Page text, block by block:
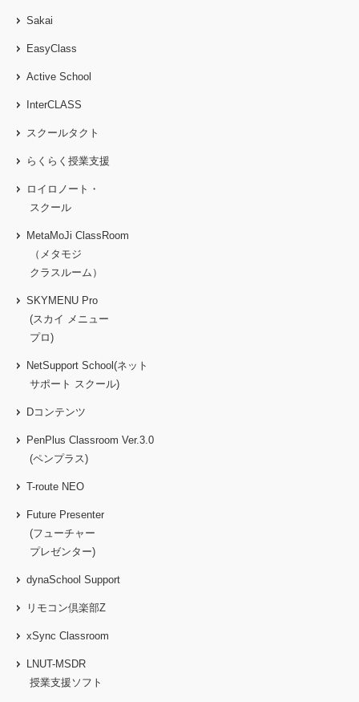
Sakai
EasyClass
Active School
InterCLASS
スクールタクト
らくらく授業支援
ロイロノート・
スクール
MetaMoJi ClassRoom
（メタモジ
クラスルーム）
SKYMENU Pro
(スカイ メニュー
プロ)
NetSupport School(ネット
サポート スクール)
Dコンテンツ
PenPlus Classroom Ver.3.0
(ペンプラス)
T-route NEO
Future Presenter
(フューチャー
プレゼンター)
dynaSchool Support
リモコン倶楽部Z
xSync Classroom
LNUT-MSDR
授業支援ソフト